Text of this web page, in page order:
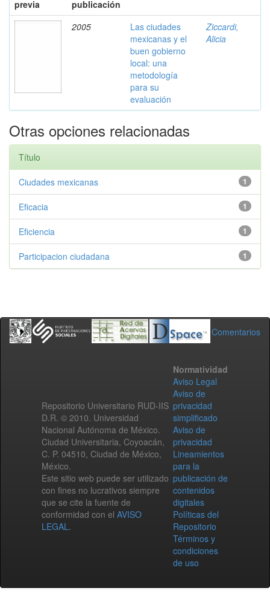
previa
publicación
2005
Las ciudades
mexicanas y el
buen gobierno
local: una
metodología
para su
evaluación
Ziccardi,
Alicia
Otras opciones relacionadas
Título
1
Ciudades mexicanas
1
Eficacia
1
Eficiencia
1
Participacion ciudadana
Comentarios
Repositorio Universitario RUD-IIS
D.R. © 2010. Universidad
Nacional Autónoma de México.
Ciudad Universitaria, Coyoacán,
C. P. 04510, Ciudad de México,
México.
Este sitio web puede ser utilizado
con fines no lucrativos siempre
que se cite la fuente de
conformidad con el AVISO
LEGAL.
Normatividad
Aviso Legal
Aviso de
privacidad
simplificado
Aviso de
privacidad
Lineamientos
para la
publicación de
contenidos
digitales
Políticas del
Repositorio
Términos y
condiciones
de uso